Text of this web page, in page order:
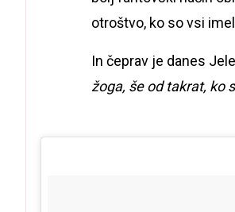
otroštvo, ko so vsi
In čeprav je danes
žoga, še od takrat, ko